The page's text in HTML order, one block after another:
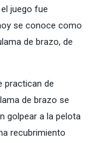
juego fue
se conoce como
de brazo, de
practican de
de brazo se
golpear a la pelota
recubrimiento